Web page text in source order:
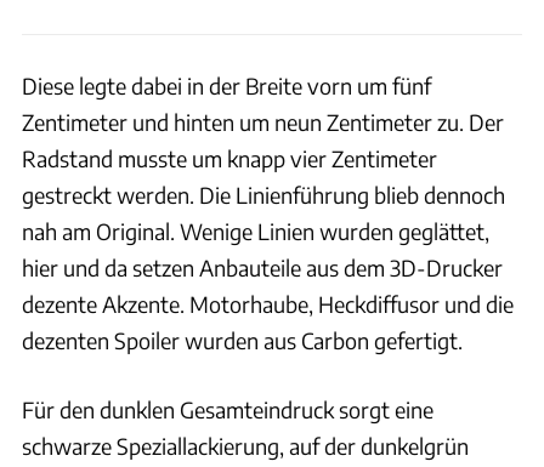
Diese legte dabei in der Breite vorn um fünf
Zentimeter und hinten um neun Zentimeter zu. Der
Radstand musste um knapp vier Zentimeter
gestreckt werden. Die Linienführung blieb dennoch
nah am Original. Wenige Linien wurden geglättet,
hier und da setzen Anbauteile aus dem 3D-Drucker
dezente Akzente. Motorhaube, Heckdiffusor und die
dezenten Spoiler wurden aus Carbon gefertigt.
Für den dunklen Gesamteindruck sorgt eine
schwarze Speziallackierung, auf der dunkelgrün